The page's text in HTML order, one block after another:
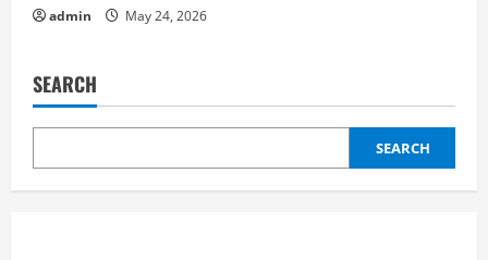
admin May 24, 2026
SEARCH
SEARCH